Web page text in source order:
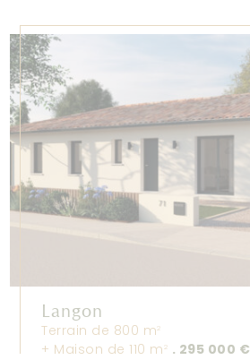
Langon
Terrain de 800 m2
+ Maison de 110 m2 . 295 000 €